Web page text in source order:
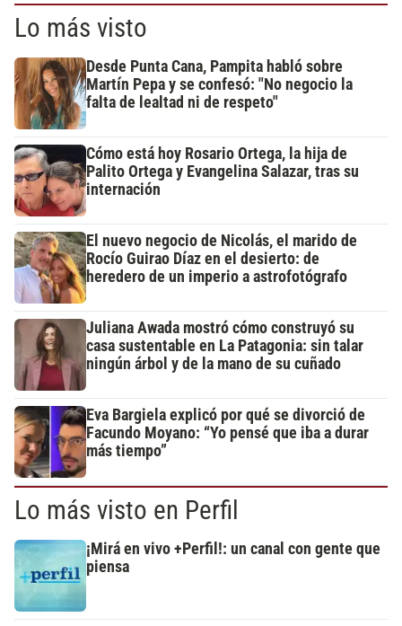
Lo más visto
Desde Punta Cana, Pampita habló sobre
Martín Pepa y se confesó: "No negocio la
falta de lealtad ni de respeto"
Cómo está hoy Rosario Ortega, la hija de
Palito Ortega y Evangelina Salazar, tras su
internación
El nuevo negocio de Nicolás, el marido de
Rocío Guirao Díaz en el desierto: de
heredero de un imperio a astrofotógrafo
Juliana Awada mostró cómo construyó su
casa sustentable en La Patagonia: sin talar
ningún árbol y de la mano de su cuñado
Eva Bargiela explicó por qué se divorció de
Facundo Moyano: “Yo pensé que iba a durar
más tiempo”
Lo más visto en Perfil
¡Mirá en vivo +Perfil!: un canal con gente que
piensa